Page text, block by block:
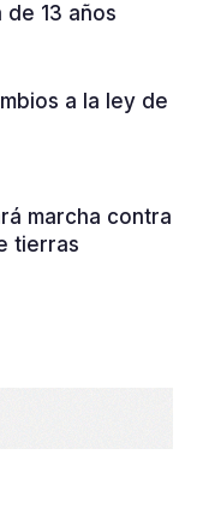
13 años
a la ley de
marcha contra
tierras